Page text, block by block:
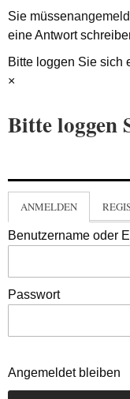
Sie müssen
eine Antwort
Bitte loggen Sie sich
×
Bitte loggen
ANMELDEN
Benutzername oder
Passwort
Angemeldet bleiben